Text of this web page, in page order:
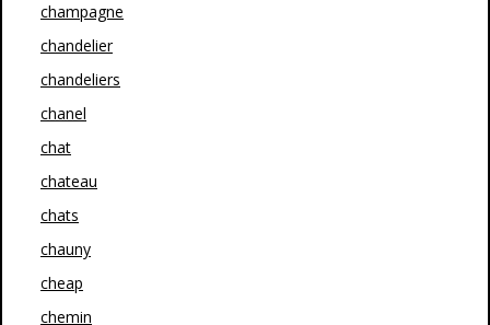
champagne
chandelier
chandeliers
chanel
chat
chateau
chats
chauny
cheap
chemin